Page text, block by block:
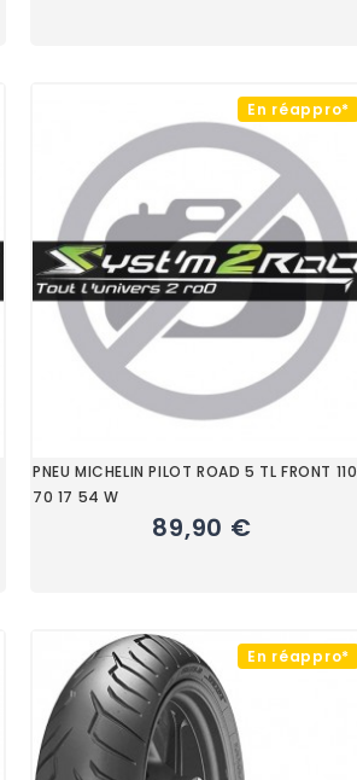
En réappro*
PNEU MICHELIN PILOT ROAD 5 TL FRONT 110
70 17 54 W
89,90 €
En réappro*